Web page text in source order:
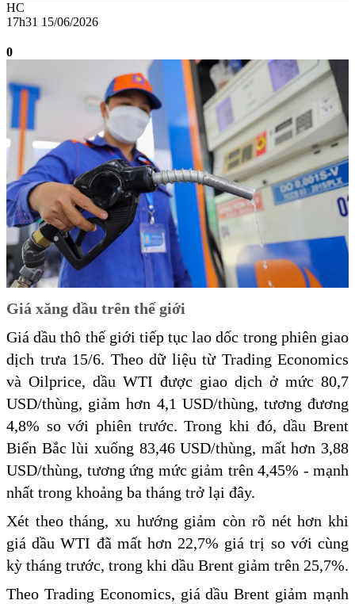
HC
17h31 15/06/2026
0
Giá xăng dầu trên thế giới
Giá dầu thô thế giới tiếp tục lao dốc trong phiên giao
dịch trưa 15/6. Theo dữ liệu từ Trading Economics
và Oilprice, dầu WTI được giao dịch ở mức 80,7
USD/thùng, giảm hơn 4,1 USD/thùng, tương đương
4,8% so với phiên trước. Trong khi đó, dầu Brent
Biển Bắc lùi xuống 83,46 USD/thùng, mất hơn 3,88
USD/thùng, tương ứng mức giảm trên 4,45% - mạnh
nhất trong khoảng ba tháng trở lại đây.
Xét theo tháng, xu hướng giảm còn rõ nét hơn khi
giá dầu WTI đã mất hơn 22,7% giá trị so với cùng
kỳ tháng trước, trong khi dầu Brent giảm trên 25,7%.
Theo Trading Economics, giá dầu Brent giảm mạnh